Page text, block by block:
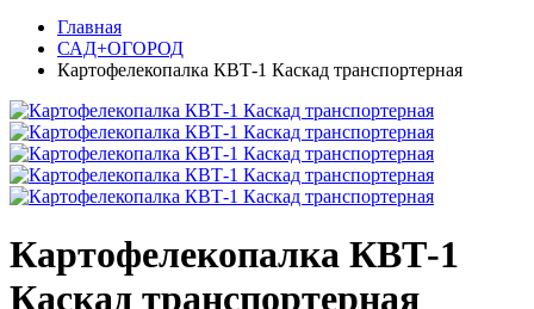
Главная
САД+ОГОРОД
Картофелекопалка КВТ-1 Каскад транспортерная
Картофелекопалка КВТ-1
Каскад транспортерная